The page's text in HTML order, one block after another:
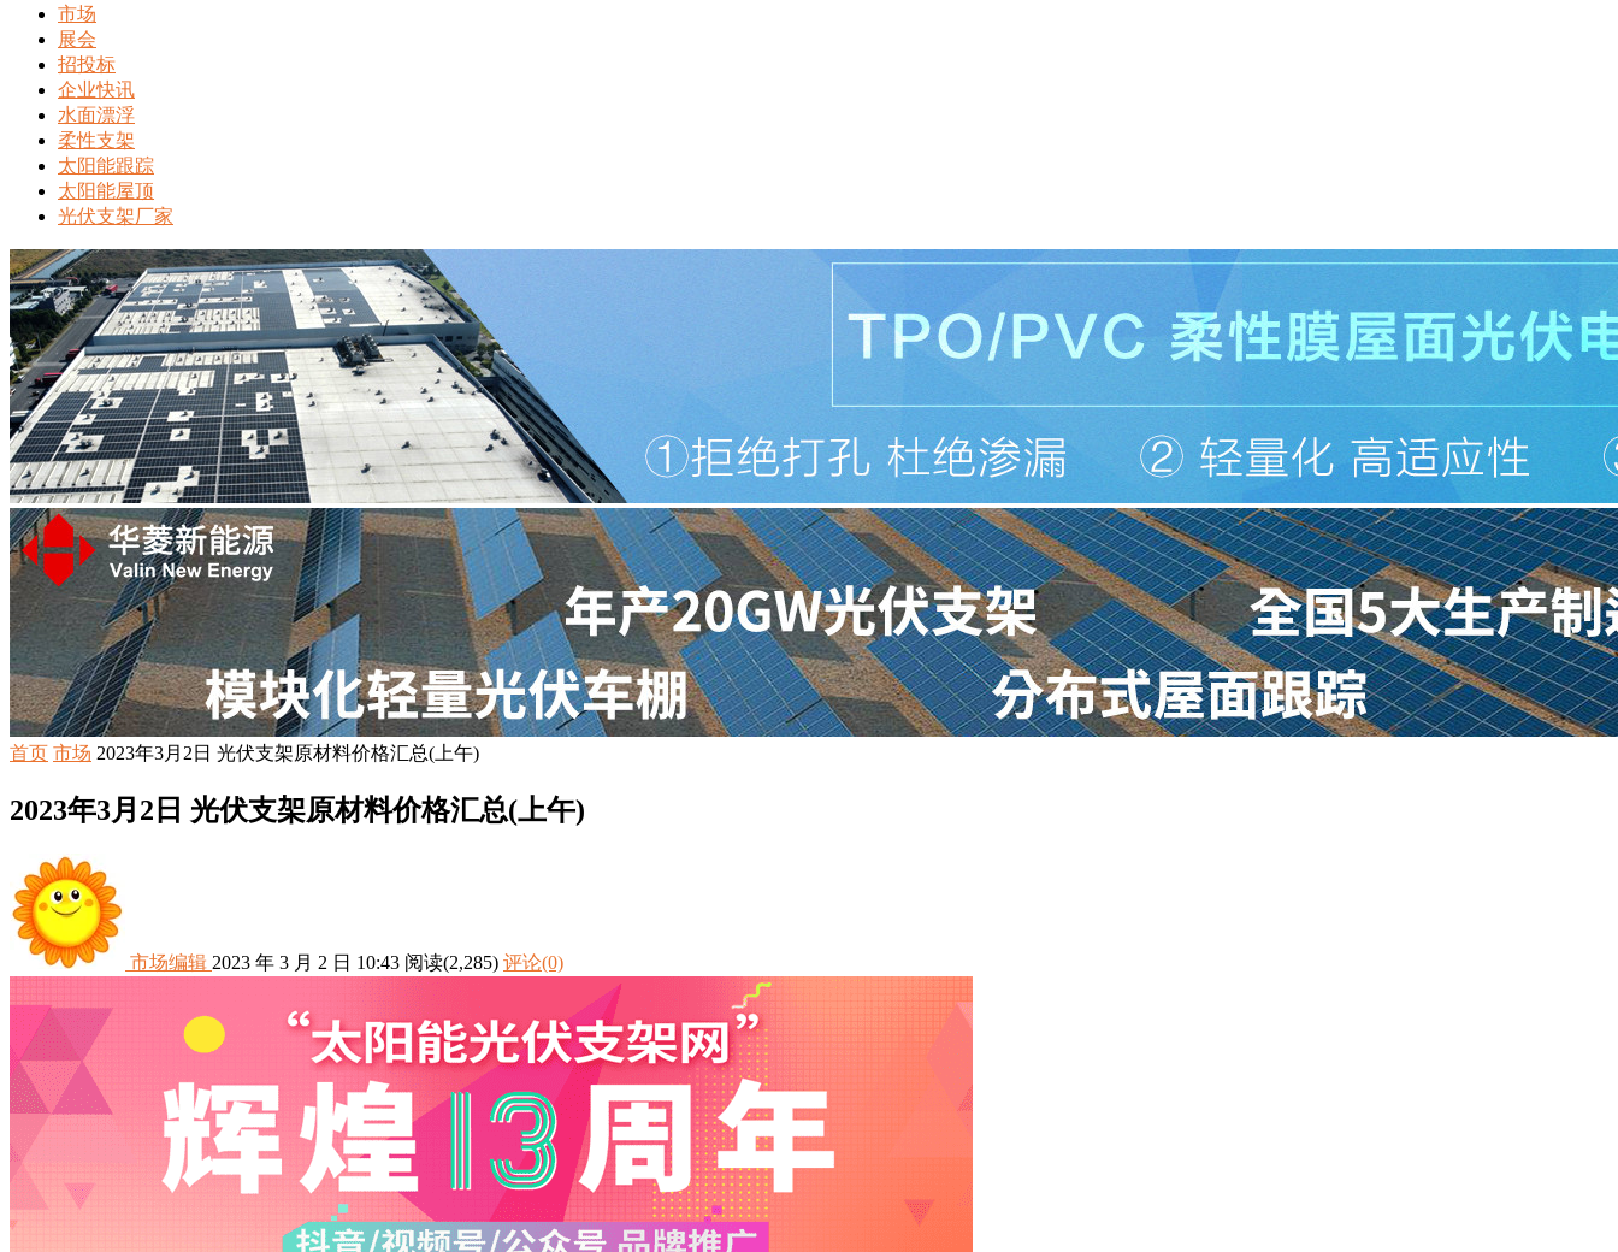
市场
展会
招投标
企业快讯
水面漂浮
柔性支架
太阳能跟踪
太阳能屋顶
光伏支架厂家
首页 市场 2023年3月2日 光伏支架原材料价格汇总(上午)
2023年3月2日 光伏支架原材料价格汇总(上午)
市场编辑 2023 年 3 月 2 日 10:43 阅读(2,285) 评论(0)